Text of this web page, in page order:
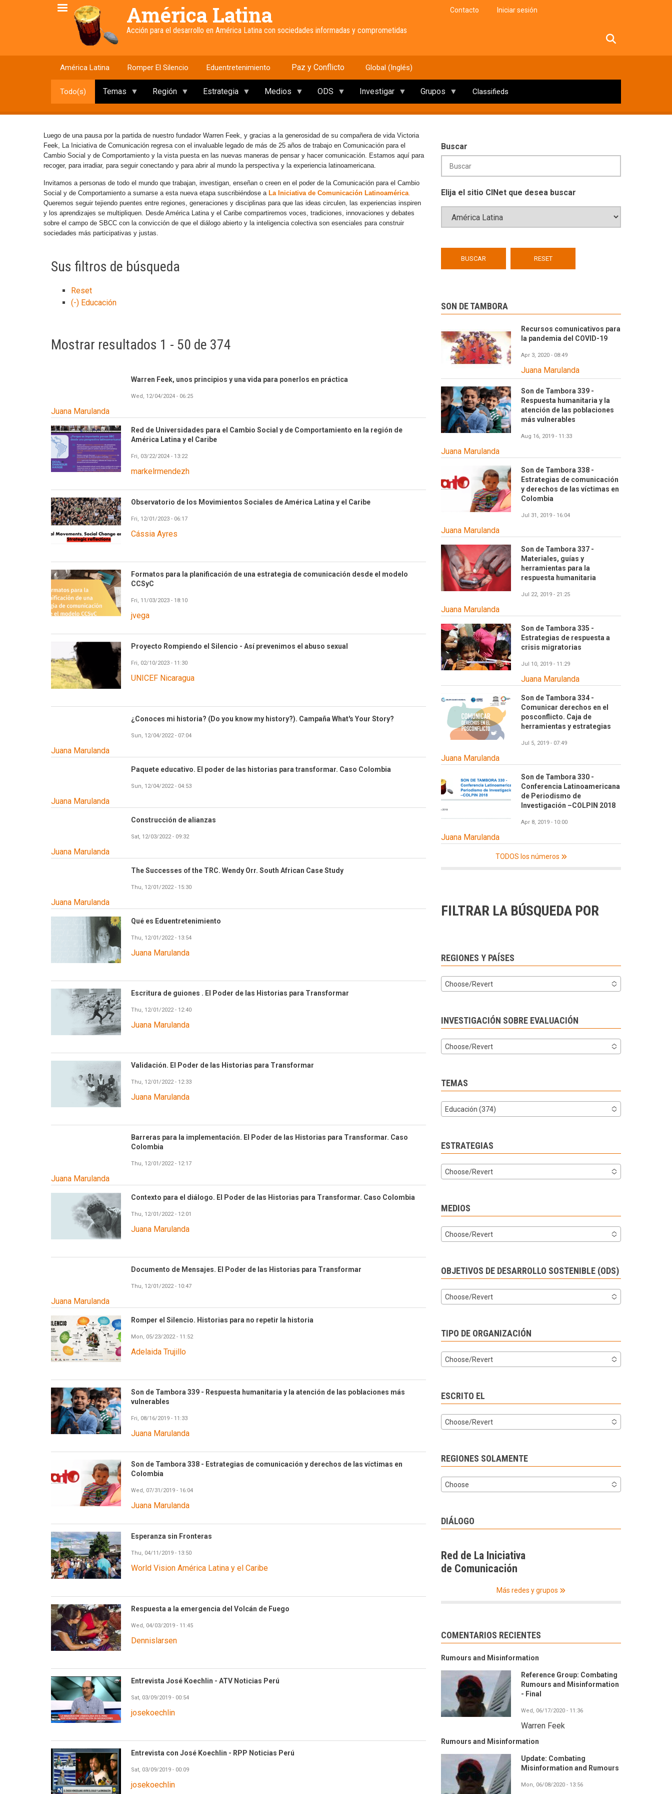
América Latina
Acción para el desarrollo en América Latina con sociedades informadas y comprometidas
Contacto Iniciar sesión
América Latina Romper El Silencio Eduentretenimiento Paz y Conflicto Global (Inglés)
Todo(s) Temas Región Estrategia Medios ODS Investigar Grupos Classifieds
Luego de una pausa por la partida de nuestro fundador Warren Feek, y gracias a la generosidad de su compañera de vida Victoria
Feek, La Iniciativa de Comunicación regresa con el invaluable legado de más de 25 años de trabajo en Comunicación para el
Cambio Social y de Comportamiento y la vista puesta en las nuevas maneras de pensar y hacer comunicación. Estamos aquí para
recoger, para irradiar, para seguir conectando y para abrir al mundo la perspectiva y la experiencia latinoamericana.
Invitamos a personas de todo el mundo que trabajan, investigan, enseñan o creen en el poder de la Comunicación para el Cambio
Social y de Comportamiento a sumarse a esta nueva etapa suscribiéndose a La Iniciativa de Comunicación Latinoamérica.
Queremos seguir tejiendo puentes entre regiones, generaciones y disciplinas para que las ideas circulen, las experiencias inspiren
y los aprendizajes se multipliquen. Desde América Latina y el Caribe compartiremos voces, tradiciones, innovaciones y debates
sobre el campo de SBCC con la convicción de que el diálogo abierto y la inteligencia colectiva son esenciales para construir
sociedades más participativas y justas.
Sus filtros de búsqueda
Reset
(-) Educación
Mostrar resultados 1 - 50 de 374
Warren Feek, unos principios y una vida para ponerlos en práctica
Wed, 12/04/2024 - 06:25
Juana Marulanda
Red de Universidades para el Cambio Social y de Comportamiento en la región de
América Latina y el Caribe
Fri, 03/22/2024 - 13:22
markelrmendezh
Observatorio de los Movimientos Sociales de América Latina y el Caribe
Fri, 12/01/2023 - 06:17
Cássia Ayres
Formatos para la planificación de una estrategia de comunicación desde el modelo
CCSyC
Fri, 11/03/2023 - 18:10
jvega
Proyecto Rompiendo el Silencio - Así prevenimos el abuso sexual
Fri, 02/10/2023 - 11:30
UNICEF Nicaragua
¿Conoces mi historia? (Do you know my history?). Campaña What's Your Story?
Sun, 12/04/2022 - 07:04
Juana Marulanda
Paquete educativo. El poder de las historias para transformar. Caso Colombia
Sun, 12/04/2022 - 04:53
Juana Marulanda
Construcción de alianzas
Sat, 12/03/2022 - 09:32
Juana Marulanda
The Successes of the TRC. Wendy Orr. South African Case Study
Thu, 12/01/2022 - 15:30
Juana Marulanda
Qué es Eduentretenimiento
Thu, 12/01/2022 - 13:54
Juana Marulanda
Escritura de guiones . El Poder de las Historias para Transformar
Thu, 12/01/2022 - 12:40
Juana Marulanda
Validación. El Poder de las Historias para Transformar
Thu, 12/01/2022 - 12:33
Juana Marulanda
Barreras para la implementación. El Poder de las Historias para Transformar. Caso
Colombia
Thu, 12/01/2022 - 12:17
Juana Marulanda
Contexto para el diálogo. El Poder de las Historias para Transformar. Caso Colombia
Thu, 12/01/2022 - 12:01
Juana Marulanda
Documento de Mensajes. El Poder de las Historias para Transformar
Thu, 12/01/2022 - 10:47
Juana Marulanda
Romper el Silencio. Historias para no repetir la historia
Mon, 05/23/2022 - 11:52
Adelaida Trujillo
Son de Tambora 339 - Respuesta humanitaria y la atención de las poblaciones más
vulnerables
Fri, 08/16/2019 - 11:33
Juana Marulanda
Son de Tambora 338 - Estrategias de comunicación y derechos de las víctimas en
Colombia
Wed, 07/31/2019 - 16:04
Juana Marulanda
Esperanza sin Fronteras
Thu, 04/11/2019 - 13:50
World Vision América Latina y el Caribe
Respuesta a la emergencia del Volcán de Fuego
Wed, 04/03/2019 - 11:45
Dennislarsen
Entrevista José Koechlin - ATV Noticias Perú
Sat, 03/09/2019 - 00:54
josekoechlin
Entrevista con José Koechlin - RPP Noticias Perú
Sat, 03/09/2019 - 00:09
josekoechlin
Buscar
Elija el sitio CINet que desea buscar
SON DE TAMBORA
Recursos comunicativos para
la pandemia del COVID-19
Apr 3, 2020 - 08:49
Juana Marulanda
Son de Tambora 339 -
Respuesta humanitaria y la
atención de las poblaciones
más vulnerables
Aug 16, 2019 - 11:33
Juana Marulanda
Son de Tambora 338 -
Estrategias de comunicación
y derechos de las víctimas en
Colombia
Jul 31, 2019 - 16:04
Juana Marulanda
Son de Tambora 337 -
Materiales, guías y
herramientas para la
respuesta humanitaria
Jul 22, 2019 - 21:25
Juana Marulanda
Son de Tambora 335 -
Estrategias de respuesta a
crisis migratorias
Jul 10, 2019 - 11:29
Juana Marulanda
Son de Tambora 334 -
Comunicar derechos en el
posconflicto. Caja de
herramientas y estrategias
Jul 5, 2019 - 07:49
Juana Marulanda
Son de Tambora 330 -
Conferencia Latinoamericana
de Periodismo de
Investigación –COLPIN 2018
Apr 8, 2019 - 10:00
Juana Marulanda
TODOS los números
FILTRAR LA BÚSQUEDA POR
REGIONES Y PAÍSES
Choose/Revert
INVESTIGACIÓN SOBRE EVALUACIÓN
Choose/Revert
TEMAS
Educación (374)
ESTRATEGIAS
Choose/Revert
MEDIOS
Choose/Revert
OBJETIVOS DE DESARROLLO SOSTENIBLE (ODS)
Choose/Revert
TIPO DE ORGANIZACIÓN
Choose/Revert
ESCRITO EL
Choose/Revert
REGIONES SOLAMENTE
Choose
DIÁLOGO
Red de La Iniciativa
de Comunicación
Más redes y grupos
COMENTARIOS RECIENTES
Rumours and Misinformation
Reference Group: Combating
Rumours and Misinformation
- Final
Wed, 06/17/2020 - 11:36
Warren Feek
Rumours and Misinformation
Update: Combating
Misinformation and Rumours
Mon, 06/08/2020 - 13:56